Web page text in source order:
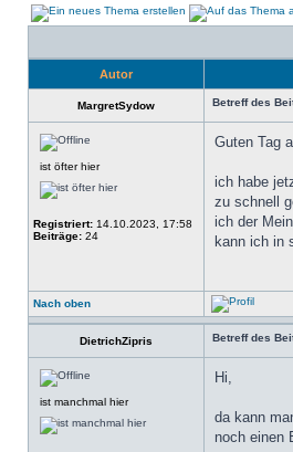
Autor
MargretSydow Betreff des
ist öfter hier
Registriert: 14.10.2023, 17:58
Beiträge: 24
Guten Tag
ich habe
zu schnell
ich der
kann ich in
Nach oben
DietrichZipris Betreff des
ist manchmal hier
Hi,
da kann
noch einen